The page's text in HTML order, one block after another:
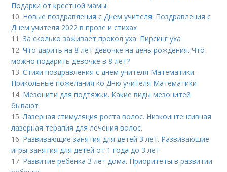
Подарки от крестной мамы
10. Новые поздравления с Днем учителя. Поздравления с
Днем учителя 2022 в прозе и стихах
11.За сколько заживает прокол уха. Пирсинг уха
12.Что дарить на 8 лет девочке на день рождения. Что
можно подарить девочке в 8 лет?
13.Стихи поздравления с днем учителя Математики.
Прикольные пожелания ко Дню учителя Математики
14. Мезонити для подтяжки. Какие виды мезонитей
бывают
15.Лазерная стимуляция роста волос. Низкоинтенсивная
лазерная терапия для лечения волос.
16. Развивающие занятия для детей 3 лет. Развивающие
игры-занятия для детей от 1 года до 3 лет
17. Развитие ребёнка 3 лет дома. Приоритеты в развитии